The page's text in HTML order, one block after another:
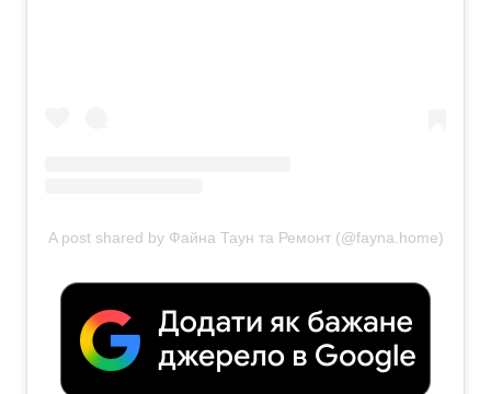
A post shared by Файна Таун та Ремонт (@fayna.home)